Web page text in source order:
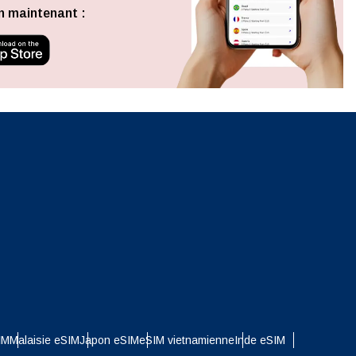
Fermer la fenêtre contextuelle
maintenant :
Malaisie eSIMJapon eSIMeSIM vietnamienneInde eSIM